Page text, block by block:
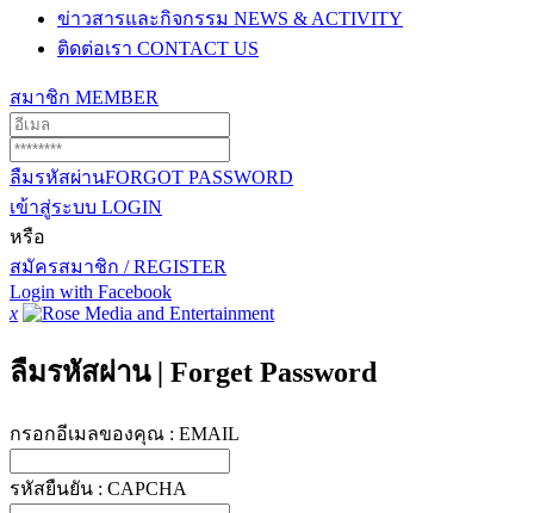
ข่าวสารและกิจกรรม NEWS & ACTIVITY
ติดต่อเรา CONTACT US
สมาชิก MEMBER
ลืมรหัสผ่านFORGOT PASSWORD
เข้าสู่ระบบ LOGIN
หรือ
สมัครสมาชิก / REGISTER
Login with Facebook
x
ลืมรหัสผ่าน | Forget Password
กรอกอีเมลของคุณ : EMAIL
รหัสยืนยัน : CAPCHA